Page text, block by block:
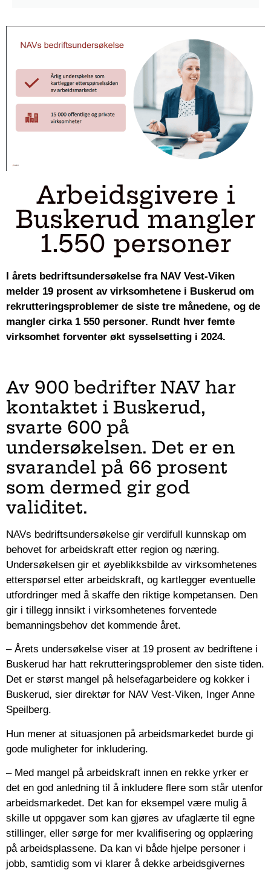
Arbeidsgivere i
Buskerud mangler
1.550 personer
I årets bedriftsundersøkelse fra NAV Vest-Viken
melder 19 prosent av virksomhetene i Buskerud om
rekrutteringsproblemer de siste tre månedene, og de
mangler cirka 1 550 personer. Rundt hver femte
virksomhet forventer økt sysselsetting i 2024.
Av 900 bedrifter NAV har
kontaktet i Buskerud,
svarte 600 på
undersøkelsen. Det er en
svarandel på 66 prosent
som dermed gir god
validitet.
NAVs bedriftsundersøkelse gir verdifull kunnskap om
behovet for arbeidskraft etter region og næring.
Undersøkelsen gir et øyeblikksbilde av virksomhetenes
etterspørsel etter arbeidskraft, og kartlegger eventuelle
utfordringer med å skaffe den riktige kompetansen. Den
gir i tillegg innsikt i virksomhetenes forventede
bemanningsbehov det kommende året.
– Årets undersøkelse viser at 19 prosent av bedriftene i
Buskerud har hatt rekrutteringsproblemer den siste tiden.
Det er størst mangel på helsefagarbeidere og kokker i
Buskerud, sier direktør for NAV Vest-Viken, Inger Anne
Speilberg.
Hun mener at situasjonen på arbeidsmarkedet burde gi
gode muligheter for inkludering.
– Med mangel på arbeidskraft innen en rekke yrker er
det en god anledning til å inkludere flere som står utenfor
arbeidsmarkedet. Det kan for eksempel være mulig å
skille ut oppgaver som kan gjøres av ufaglærte til egne
stillinger, eller sørge for mer kvalifisering og opplæring
på arbeidsplassene. Da kan vi både hjelpe personer i
jobb, samtidig som vi klarer å dekke arbeidsgivernes